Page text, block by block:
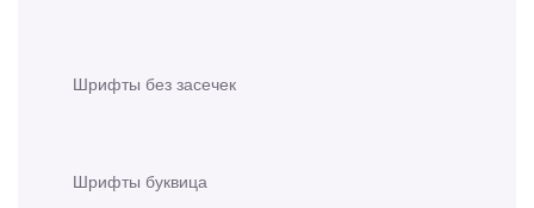
Шрифты без засечек
Шрифты буквица